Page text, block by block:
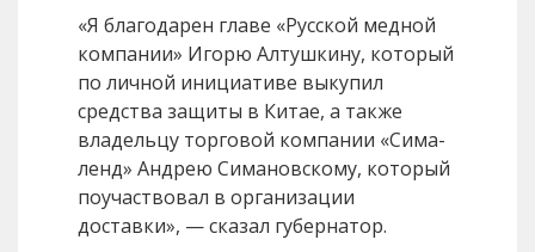
«Я благодарен главе «Русской медной
компании» Игорю Алтушкину, который
по личной инициативе выкупил
средства защиты в Китае, а также
владельцу торговой компании «Сима-
ленд» Андрею Симановскому, который
поучаствовал в организации
доставки», — сказал губернатор.